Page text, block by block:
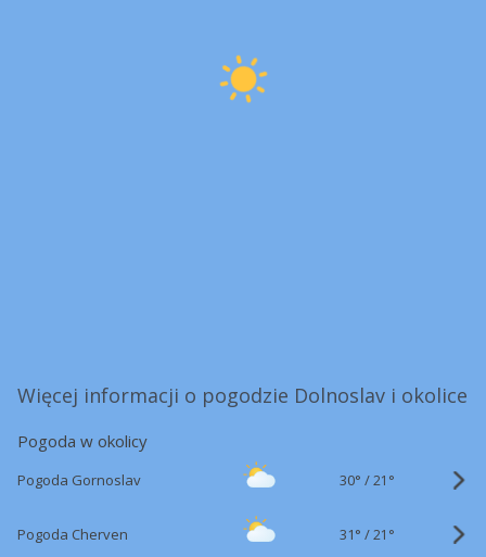
Więcej informacji o pogodzie Dolnoslav i okolice
Pogoda w okolicy
Pogoda Gornoslav 30° /21°
Pogoda Cherven 31° /21°